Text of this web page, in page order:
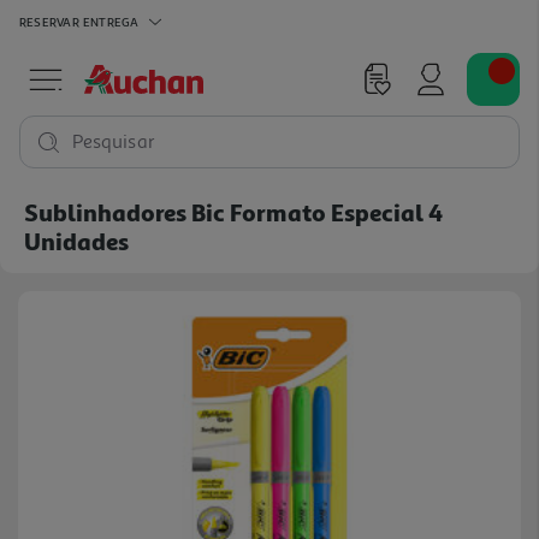
RESERVAR ENTREGA
Pesquisar
Sublinhadores Bic Formato Especial 4
Unidades